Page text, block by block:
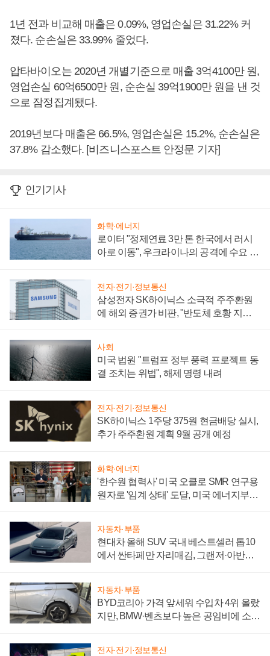
1년 전과 비교해 매출은 0.09%, 영업손실은 31.22% 커
졌다. 순손실은 33.99% 줄었다.
압타바이오는 2020년 개별기준으로 매출 3억4100만 원,
영업손실 60억6500만 원, 순손실 39억1900만 원을 낸 것
으로 잠정집계됐다.
2019년보다 매출은 66.5%, 영업손실은 15.2%, 순손실은
37.8% 감소했다. [비즈니스포스트 안정문 기자]
인기기사
화학·에너지
로이터 "정제연료 3만 톤 한국에서 러시
아로 이동", 우크라이나의 공격에 수요 늘
전자·전기·정보통신
삼성전자 SK하이닉스 소극적 주주환원
에 해외 증권가 비판, "반도체 호황 지속
사회
미국 법원 "트럼프 정부 풍력 프로젝트 동
결 조치는 위법", 해제 명령 내려
전자·전기·정보통신
SK하이닉스 1주당 375원 현금배당 실시,
추가 주주환원 계획 9월 공개 예정
화학·에너지
'한수원 협력사' 미국 오클로 SMR 연구용
원자로 '임계 상태' 도달, 미국 에너지부
자동차·부품
현대차 올해 SUV 국내 베스트셀러 톱10
에서 싼타페만 자리매김, 그랜저·아반떼
자동차·부품
BYD코리아 가격 앞세워 수입차 4위 올랐
지만, BMW·벤츠보다 높은 공임비에 소비
전자·전기·정보통신